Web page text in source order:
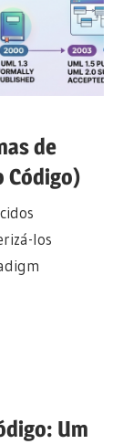
de
Código)
los
Um